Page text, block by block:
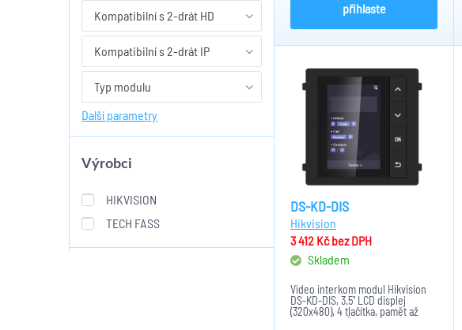
Kompatibilní s 2-drát HD
Kompatibilní s 2-drát IP
Typ modulu
Další parametry
Výrobci
HIKVISION
TECH FASS
přihlaste
DS-KD-DIS
Hikvision
3 412 Kčbez DPH
Skladem
Video interkom modul Hikvision
DS-KD-DIS, 3.5" LCD displej
(320x480), 4 tlačítka, pamět až
2000 kontaktů, multi-jazykový,